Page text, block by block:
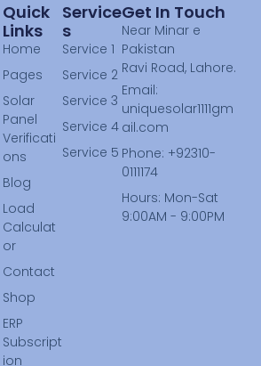
Service
S
Service 1
Service 2
Service 3
Service 4
Service 5
Quick
Links
Home
Pages
Solar
Panel
Verificati
ons
Blog
Load
Calculat
or
Contact
Shop
ERP
Subscript
ion
Get In Touch
Near Minar e
Pakistan
Ravi Road, Lahore.
Email:
uniquesolar1111gm
ail.com
Phone: +92310-
0111174
Hours: Mon-Sat
9:00AM - 9:00PM